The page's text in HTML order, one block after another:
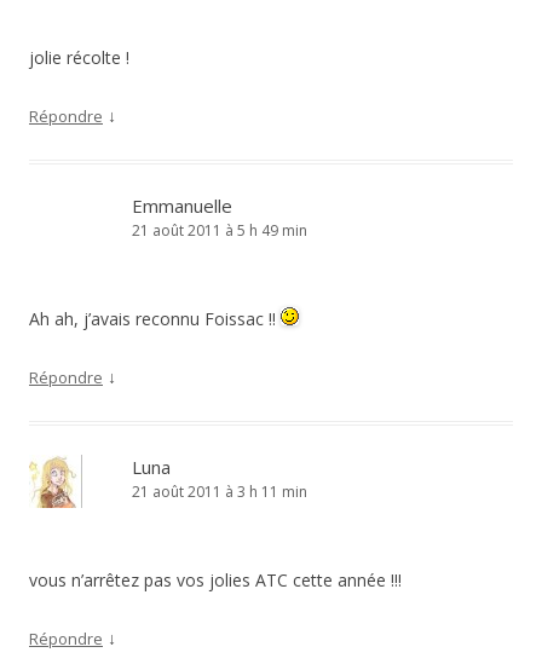
jolie récolte !
Répondre ↓
Emmanuelle
21 août 2011 à 5 h 49 min
Ah ah, j’avais reconnu Foissac !!
Répondre ↓
Luna
21 août 2011 à 3 h 11 min
vous n’arrêtez pas vos jolies ATC cette année !!!
Répondre ↓